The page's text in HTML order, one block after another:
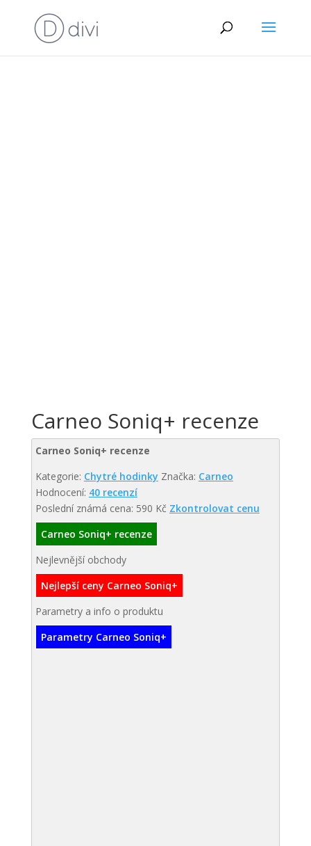
Carneo Soniq+ recenze
Carneo Soniq+ recenze
Kategorie: Chytré hodinky Značka: Carneo
Hodnocení: 40 recenzí
Poslední známá cena: 590 Kč Zkontrolovat cenu
Carneo Soniq+ recenze
Nejlevnější obchody
Nejlepší ceny Carneo Soniq+
Parametry a info o produktu
Parametry Carneo Soniq+